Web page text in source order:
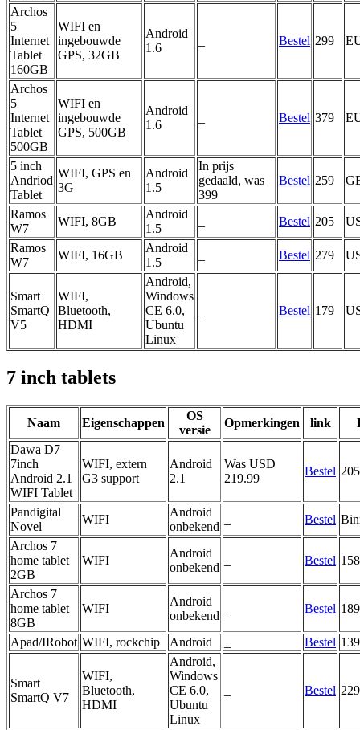
Archos
5
Internet
Tablet
160GB
WIFI en
ingebouwde
GPS, 32GB
Android
1.6
Bestel 299
Archos
5
Internet
Tablet
500GB
WIFI en
ingebouwde
GPS, 500GB
Android
1.6
Bestel 379
5 inch
Andriod
Tablet
WIFI, GPS en
3G
Android
1.5
In prijs
gedaald, was
399
Bestel 259
Ramos
W7
WIFI, 8GB
Android
1.5
Bestel 205
Ramos
W7
WIFI, 16GB
Android
1.5
Bestel 279
Smart
SmartQ
V5
WIFI,
Bluetooth,
HDMI
Android,
Windows
CE 6.0,
Ubuntu
Linux
Bestel 179
7 inch tablets
Naam Eigenschappen
OS
versie
Opmerkingen link
Dawa D7
7inch
Android 2.1
WIFI Tablet
WIFI, extern
G3 support
Android
2.1
Was USD
219.99
Bestel 205
Pandigital
Novel
WIFI
Android
onbekend
Bestel
Archos 7
home tablet
2GB
WIFI
Android
onbekend
Bestel 158
Archos 7
home tablet
8GB
WIFI
Android
onbekend
Bestel 189
Apad/IRobot WIFI, rockchip Android Bestel 139
Smart
SmartQ V7
WIFI,
Bluetooth,
HDMI
Android,
Windows
CE 6.0,
Ubuntu
Linux
Bestel